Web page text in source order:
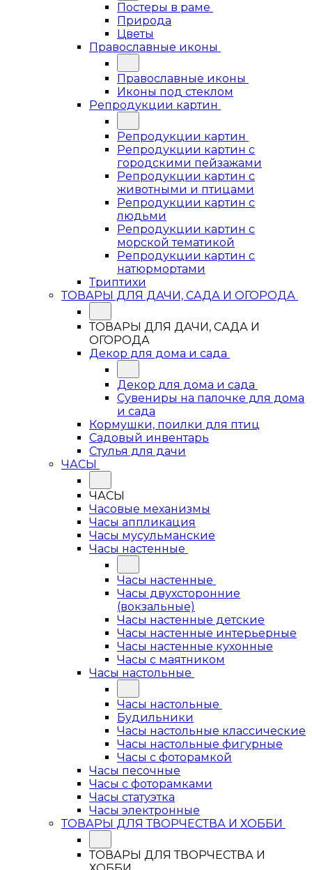
Постеры в раме
Природа
Цветы
Православные иконы
Православные иконы
Иконы под стеклом
Репродукции картин
Репродукции картин
Репродукции картин с
городскими пейзажами
Репродукции картин с
животными и птицами
Репродукции картин с
людьми
Репродукции картин с
морской тематикой
Репродукции картин с
натюрмортами
Триптихи
ТОВАРЫ ДЛЯ ДАЧИ, САДА И ОГОРОДА
ТОВАРЫ ДЛЯ ДАЧИ, САДА И
ОГОРОДА
Декор для дома и сада
Декор для дома и сада
Сувениры на палочке для дома
и сада
Кормушки, поилки для птиц
Садовый инвентарь
Стулья для дачи
ЧАСЫ
ЧАСЫ
Часовые механизмы
Часы аппликация
Часы мусульманские
Часы настенные
Часы настенные
Часы двухсторонние
(вокзальные)
Часы настенные детские
Часы настенные интерьерные
Часы настенные кухонные
Часы с маятником
Часы настольные
Часы настольные
Будильники
Часы настольные классические
Часы настольные фигурные
Часы с фоторамкой
Часы песочные
Часы с фоторамками
Часы статуэтка
Часы электронные
ТОВАРЫ ДЛЯ ТВОРЧЕСТВА И ХОББИ
ТОВАРЫ ДЛЯ ТВОРЧЕСТВА И